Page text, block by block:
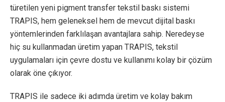
türetilen yeni pigment transfer tekstil baskı sistemi
TRAPIS, hem geleneksel hem de mevcut dijital baskı
yöntemlerinden farklılaşan avantajlara sahip. Neredeyse
hiç su kullanmadan üretim yapan TRAPIS, tekstil
uygulamaları için çevre dostu ve kullanımı kolay bir çözüm
olarak öne çıkıyor.
TRAPIS ile sadece iki adımda üretim ve kolay bakım